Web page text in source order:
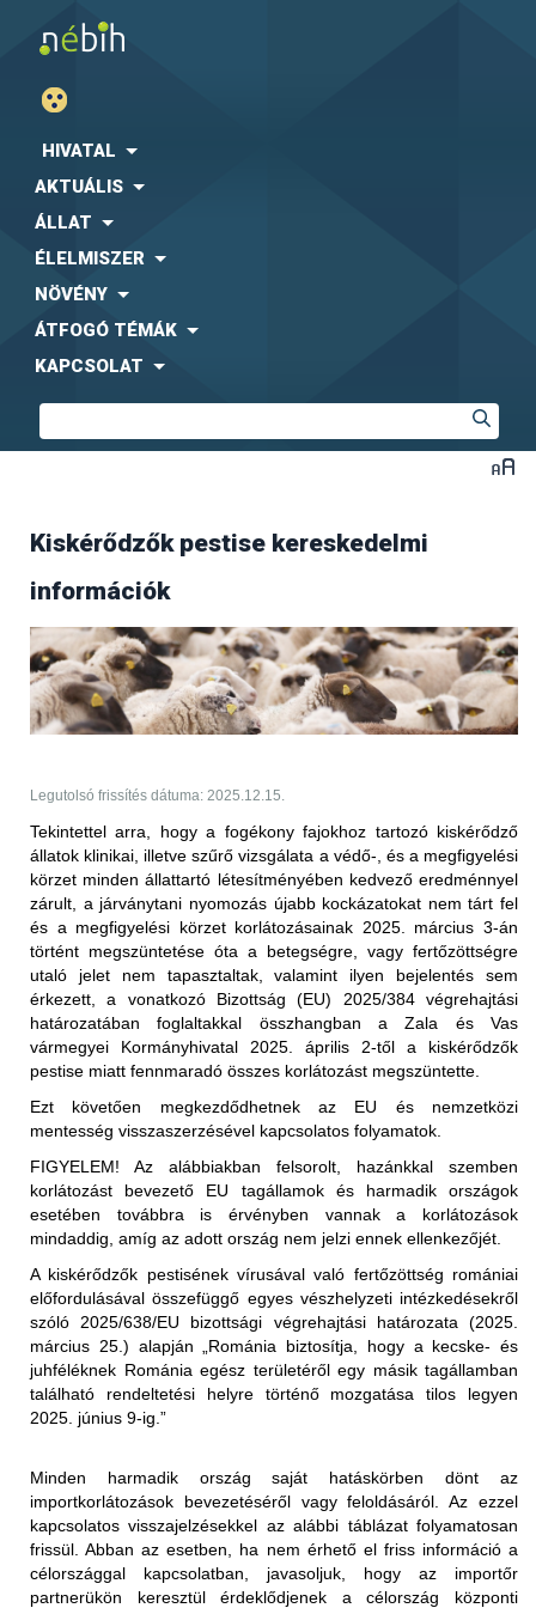
HIVATAL
AKTUÁLIS
ÁLLAT
ÉLELMISZER
NÖVÉNY
ÁTFOGÓ TÉMÁK
KAPCSOLAT
Kiskérődzők pestise kereskedelmi
információk
Legutolsó frissítés dátuma: 2025.12.15.
Tekintettel arra, hogy a fogékony fajokhoz tartozó kiskérődző
állatok klinikai, illetve szűrő vizsgálata a védő-, és a megfigyelési
körzet minden állattartó létesítményében kedvező eredménnyel
zárult, a járványtani nyomozás újabb kockázatokat nem tárt fel
és a megfigyelési körzet korlátozásainak 2025. március 3-án
történt megszüntetése óta a betegségre, vagy fertőzöttségre
utaló jelet nem tapasztaltak, valamint ilyen bejelentés sem
érkezett, a vonatkozó Bizottság (EU) 2025/384 végrehajtási
határozatában foglaltakkal összhangban a Zala és Vas
vármegyei Kormányhivatal 2025. április 2-től a kiskérődzők
pestise miatt fennmaradó összes korlátozást megszüntette.
Ezt követően megkezdődhetnek az EU és nemzetközi
mentesség visszaszerzésével kapcsolatos folyamatok.
FIGYELEM! Az alábbiakban felsorolt, hazánkkal szemben
korlátozást bevezető EU tagállamok és harmadik országok
esetében továbbra is érvényben vannak a korlátozások
mindaddig, amíg az adott ország nem jelzi ennek ellenkezőjét.
A kiskérődzők pestisének vírusával való fertőzöttség romániai
előfordulásával összefüggő egyes vészhelyzeti intézkedésekről
szóló 2025/638/EU bizottsági végrehajtási határozata (2025.
március 25.) alapján „Románia biztosítja, hogy a kecske- és
juhféléknek Románia egész területéről egy másik tagállamban
található rendeltetési helyre történő mozgatása tilos legyen
2025. június 9-ig.”
Minden harmadik ország saját hatáskörben dönt az
importkorlátozások bevezetéséről vagy feloldásáról. Az ezzel
kapcsolatos visszajelzésekkel az alábbi táblázat folyamatosan
frissül. Abban az esetben, ha nem érhető el friss információ a
célországgal kapcsolatban, javasoljuk, hogy az importőr
partnerükön keresztül érdeklődjenek a célország központi
Korlátozott terület:
Magyarország teljes területe (2025.01.29-én érkezett
értesítés alapján)
Korlátozott állat/ termék:
2025.01.29-től kezdődően:
Az Egyesült Királyság ideiglenes korlátozásokat
vezetett be Magyarország teljes területéről Nagy-
behozatalára. A korlátozás kiterjed:
- élő juh- és kecskék
- juhok és kecskék szaporítóanyagai (sperma,
embriók, petesejtek)
- juh- és kecsketej és nyers tejtermékek
- juh és kecske termékek személyes, utasforgalmi
Frissítés (2025.09.17.)
Az Egyesült Arab Emírségek állategészségügyi
hatóságától 2025. szeptember 17-én érkezett
tájékoztatás értelmében több bejelentésköteles
betegség kapcsán isfeloldottáka korábban elrendelt
kereskedelmi tiltást.
PPR - nem hőkezelt juh-, kecske- és
Korlátozott terület:
Magyarország teljes területe (2025.05.27-én érkezett
értesítés alapján)
Korlátozott állat/ termék:
vörös hús és az abból készült termékek (juh és kecske),
valamint a nem hőkezelt tej és az abból készült termékek
(juh és kecske) Magyarországról történő behozatalára
vonatkozóan; ez a 2025. január 5. után előállított
szállítmányokra vonatkozik
a nem hőkezelt vörös hús és az abból készült termékek
(juh- és kecskehús) behozatala a nem fertőzött
szerint) megengedett, feltéve, hogy az exportáló ország
illetékes hatóságai állategészségügyi bizonyítványban
igazolják az alábbiakat:
"Az élő állatok, amelyekből a hús származik, az
Állategészségügyi Világszervezet (WOAH) által
elismert PPR-mentes övezetből származnak,".
vagy
"Az élő állatok, amelyekből a hús származik, a
klinikai tüneteit."
a nem hőkezelt (juh- és kecske)tej és az abból készült
termékek behozatala a nem fertőzött területekről (az első
közigazgatási egység "vármegye" szerint) megengedett,
feltéve, hogy az exportáló ország illetékes hatóságai
Korlátozott terület: